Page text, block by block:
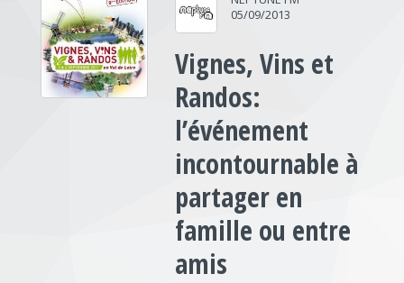
05/09/2013
Vignes, Vins et
Randos:
l’événement
incontournable à
partager en
famille ou entre
amis